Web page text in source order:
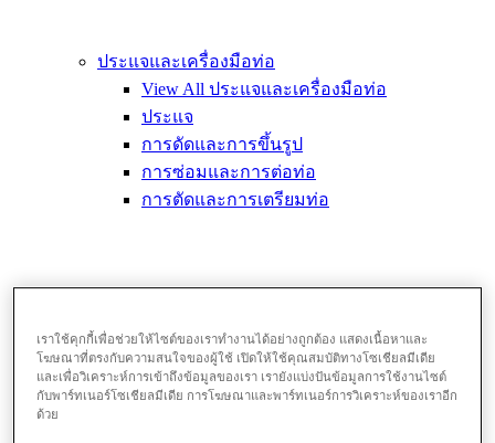
ประแจและเครื่องมือท่อ
View All ประแจและเครื่องมือท่อ
ประแจ
การดัดและการขึ้นรูป
การซ่อมและการต่อท่อ
การตัดและการเตรียมท่อ
เราใช้คุกกี้เพื่อช่วยให้ไซต์ของเราทำงานได้อย่างถูกต้อง แสดงเนื้อหาและ
โฆษณาที่ตรงกับความสนใจของผู้ใช้ เปิดให้ใช้คุณสมบัติทางโซเชียลมีเดีย
และเพื่อวิเคราะห์การเข้าถึงข้อมูลของเรา เรายังแบ่งปันข้อมูลการใช้งานไซต์
กับพาร์ทเนอร์โซเชียลมีเดีย การโฆษณาและพาร์ทเนอร์การวิเคราะห์ของเราอีก
ด้วย